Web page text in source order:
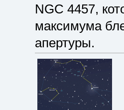
NGC 4457,
максимума
апертуры.